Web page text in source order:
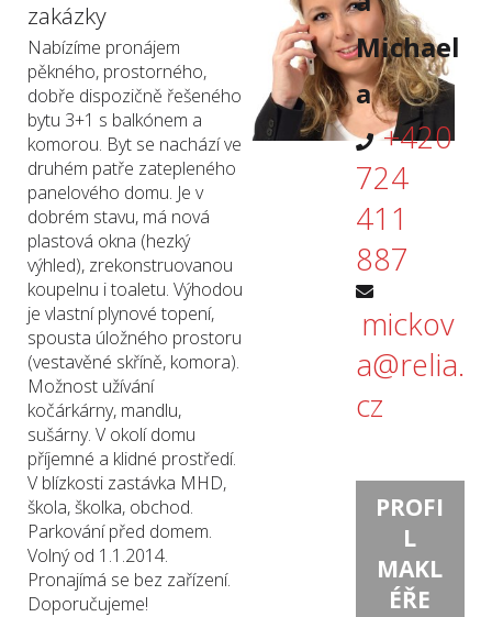
zakázky
Nabízíme pronájem
pěkného, prostorného,
dobře dispozičně řešeného
bytu 3+1 s balkónem a
komorou. Byt se nachází ve
druhém patře zatepleného
panelového domu. Je v
dobrém stavu, má nová
plastová okna (hezký
výhled), zrekonstruovanou
koupelnu i toaletu. Výhodou
je vlastní plynové topení,
spousta úložného prostoru
(vestavěné skříně, komora).
Možnost užívání
kočárkárny, mandlu,
sušárny. V okolí domu
příjemné a klidné prostředí.
V blízkosti zastávka MHD,
škola, školka, obchod.
Parkování před domem.
Volný od 1.1.2014.
Pronajímá se bez zařízení.
Doporučujeme!
Michael
a
+420
724
411
887
mickov
a@relia.
cz
PROFI
L
MAKL
ÉŘE